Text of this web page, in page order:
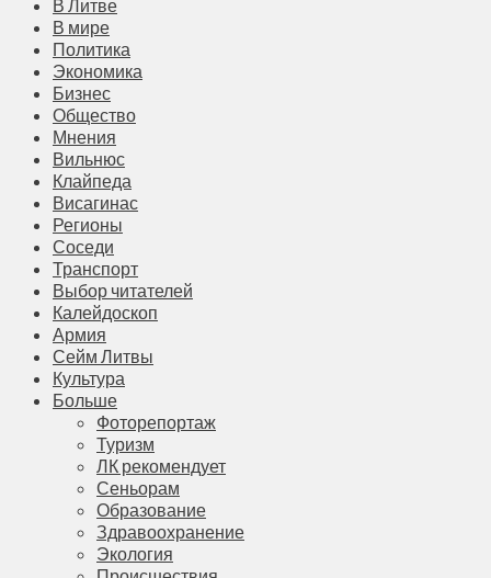
В Литве
В мире
Политика
Экономика
Бизнес
Общество
Мнения
Вильнюс
Клайпеда
Висагинас
Регионы
Соседи
Транспорт
Выбор читателей
Калейдоскоп
Армия
Сейм Литвы
Культура
Больше
Фоторепортаж
Туризм
ЛК рекомендует
Сеньорам
Образование
Здравоохранение
Экология